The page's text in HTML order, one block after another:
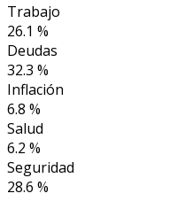
Trabajo
26.1 %
Deudas
32.3 %
Inflación
6.8 %
Salud
6.2 %
Seguridad
28.6 %